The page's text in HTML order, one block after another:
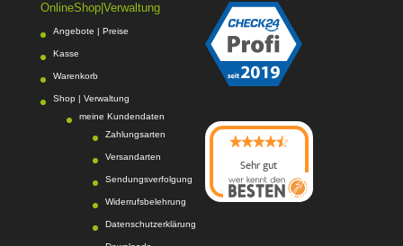
OnlineShop|Verwaltung
Angebote | Preise
Kasse
Warenkorb
Shop | Verwaltung
meine Kundendaten
Zahlungsarten
Versandarten
Sendungsverfolgung
Widerrufsbelehrung
Datenschutzerklärung
Sehr gut
08/2026
Photo-Proßwitzhat